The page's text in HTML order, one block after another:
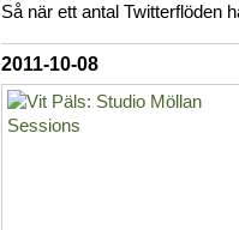
Så när ett antal Twitterflöden
2011-10-08